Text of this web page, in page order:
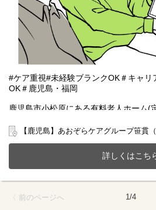
#ケア重視#未経験ブランクOK＃キャ
OK＃鹿児島・福岡
鹿児島市小松原にある有料老人ホーム(
20～70代まで幅広い年齢層の方が活躍
今までのご経験やスキルを当社で発揮
【仕事内容】相談業務全般 ※夜勤は
〇利用者様や家族様の相談窓口
〇介助サポートなど
【鹿児島】あおぞらケアグループ笹貫（
詳しくはこち
〈 前のページへ 1/4